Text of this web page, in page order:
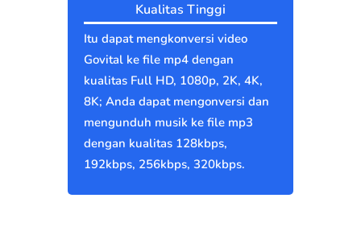
Kualitas Tinggi
Itu dapat mengkonversi video
Govital ke file mp4 dengan
kualitas Full HD, 1080p, 2K, 4K,
8K; Anda dapat mengonversi dan
mengunduh musik ke file mp3
dengan kualitas 128kbps,
192kbps, 256kbps, 320kbps.